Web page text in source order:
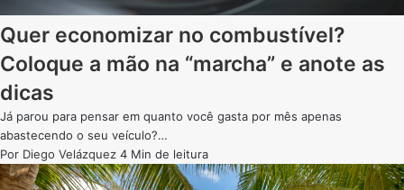
Quer economizar no combustível?
Coloque a mão na “marcha” e anote as
dicas
Já parou para pensar em quanto você gasta por mês apenas
abastecendo o seu veículo?…
Por Diego Velázquez 4 Min de leitura